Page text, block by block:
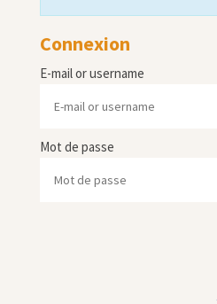
Connexion
E-mail or username
Mot de passe